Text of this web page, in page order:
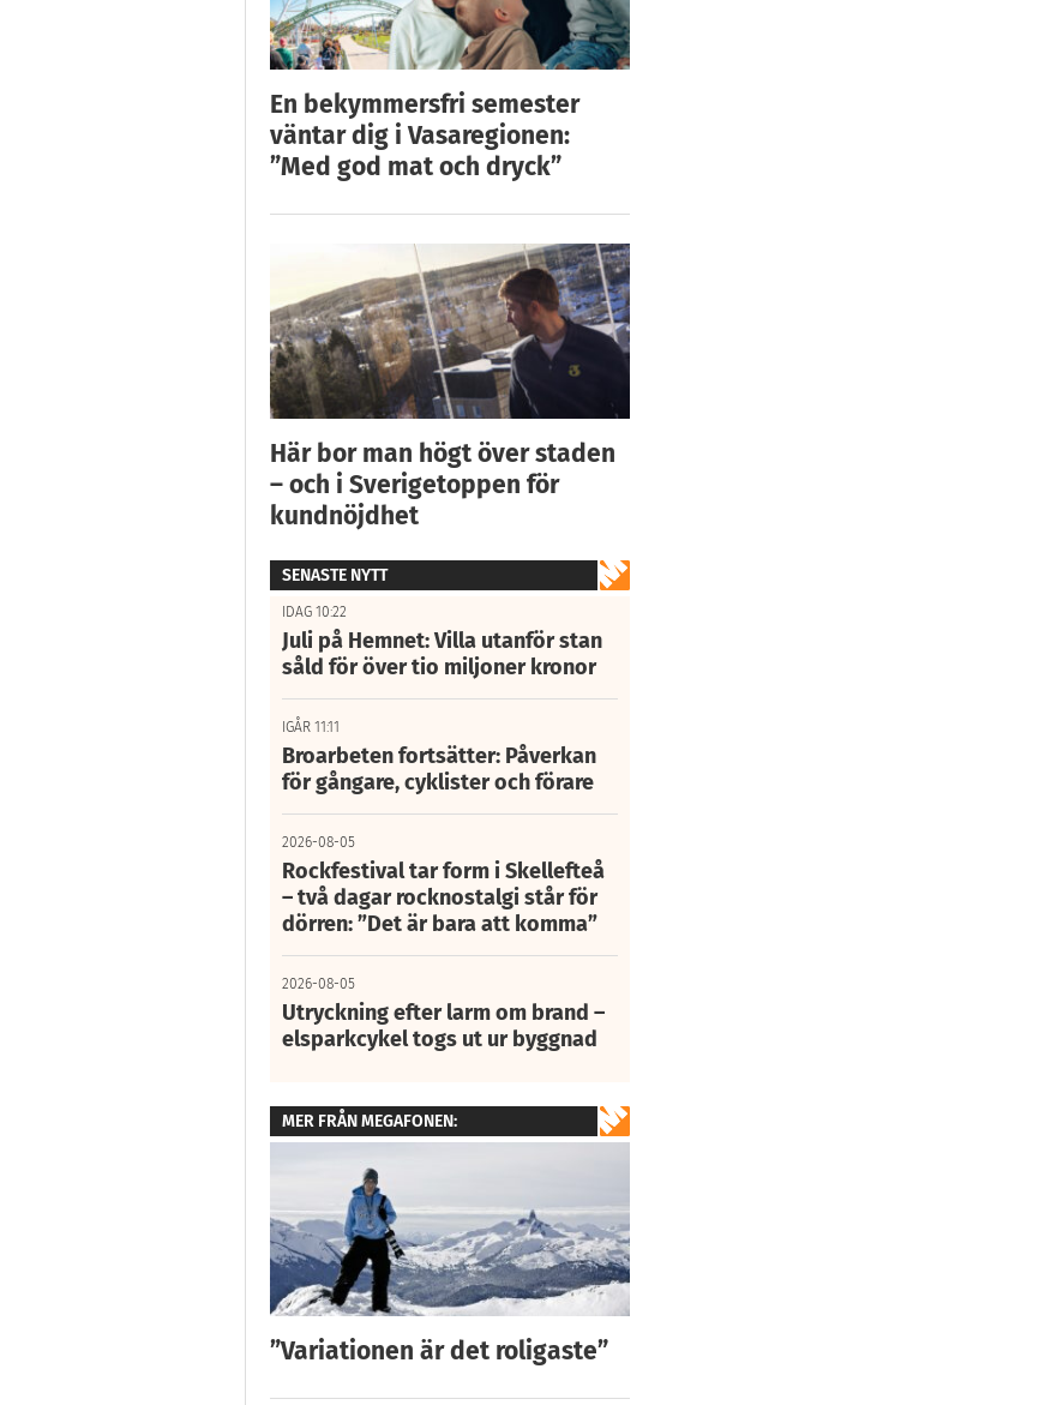
En bekymmersfri semester
väntar dig i Vasaregionen:
”Med god mat och dryck”
Här bor man högt över staden
– och i Sverigetoppen för
kundnöjdhet
SENASTE NYTT
IDAG 10:22
Juli på Hemnet: Villa utanför stan
såld för över tio miljoner kronor
IGÅR 11:11
Broarbeten fortsätter: Påverkan
för gångare, cyklister och förare
2026-08-05
Rockfestival tar form i Skellefteå
– två dagar rocknostalgi står för
dörren: ”Det är bara att komma”
2026-08-05
Utryckning efter larm om brand –
elsparkcykel togs ut ur byggnad
MER FRÅN MEGAFONEN:
”Variationen är det roligaste”